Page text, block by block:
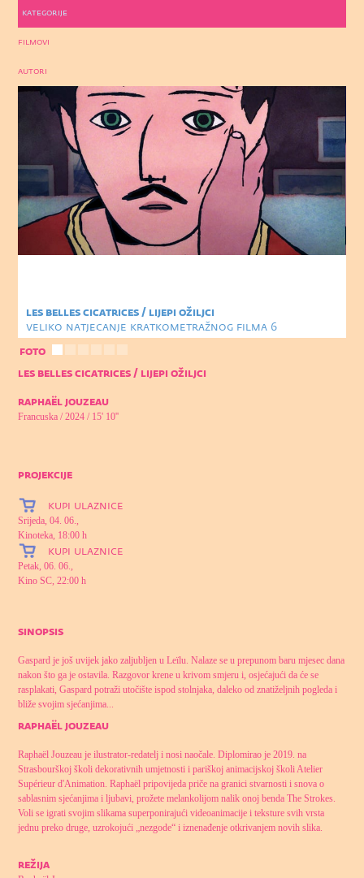
kategorije
filmovi
autori
les belles cicatrices / lijepi ožiljci
veliko natjecanje kratkometražnog filma 6
foto
les belles cicatrices / lijepi ožiljci
raphaël jouzeau
Francuska / 2024 / 15' 10''
projekcije
kupi ulaznice
Srijeda, 04. 06.,
Kinoteka, 18:00 h
kupi ulaznice
Petak, 06. 06.,
Kino SC, 22:00 h
sinopsis
Gaspard je još uvijek jako zaljubljen u Leïlu. Nalaze se u prepunom baru mjesec dana
nakon što ga je ostavila. Razgovor krene u krivom smjeru i, osjećajući da će se
rasplakati, Gaspard potraži utočište ispod stolnjaka, daleko od znatiželjnih pogleda i
bliže svojim sjećanjima...
raphaël jouzeau
Raphaël Jouzeau je ilustrator-redatelj i nosi naočale. Diplomirao je 2019. na
Strasbourškoj školi dekorativnih umjetnosti i pariškoj animacijskoj školi Atelier
Supérieur d'Animation. Raphaël pripovijeda priče na granici stvarnosti i snova o
sablasnim sjećanjima i ljubavi, prožete melankolijom nalik onoj benda The Strokes.
Voli se igrati svojim slikama superponirajući videoanimacije i teksture svih vrsta
jednu preko druge, uzrokojući „nezgode“ i iznenađenje otkrivanjem novih slika.
režija